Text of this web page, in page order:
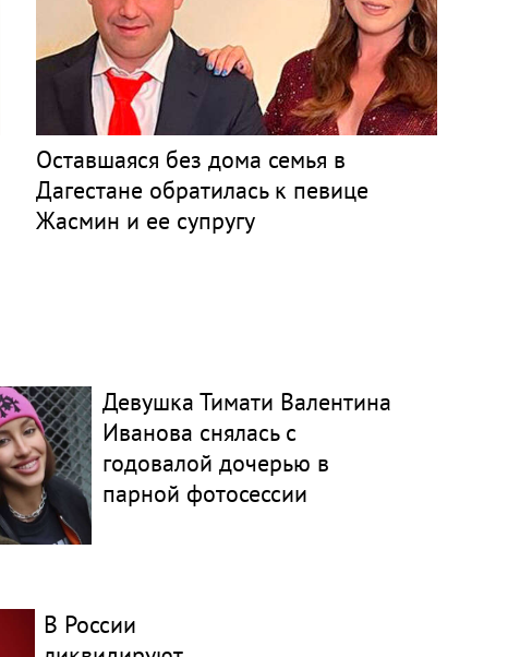
Оставшаяся без дома семья в
Дагестане обратилась к певице
Жасмин и ее супругу
Девушка Тимати Валентина
Иванова снялась с
годовалой дочерью в
парной фотосессии
В России